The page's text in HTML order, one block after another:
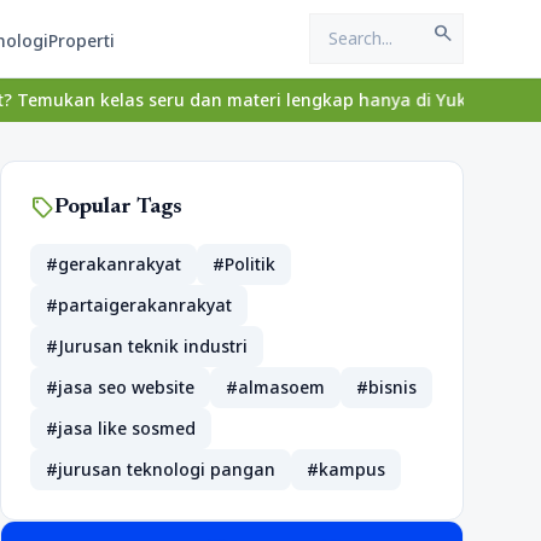
Properti search
seru dan materi lengkap hanya di YukBelajar.com. Mulai
sellPopular Tags
#gerakanrakyat
#Politik
#partaigerakanrakyat
#Jurusan teknik industri
#jasa seo website
#almasoem
#bisnis
#jasa like sosmed
#jurusan teknologi pangan
#kampus